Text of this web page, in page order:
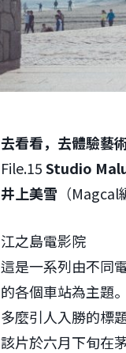
去看看，去體驗藝
File.15Studio
井上美雪 （Magcal
江之島電影院
這是一系列由不同
的各個車站為主題。
多麼引人入勝的標
該片於六月下旬在